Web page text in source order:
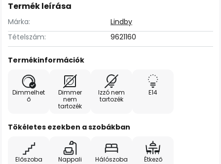
Termék leírása
Márka:
Lindby
Tételszám:
9621160
Termékinformációk
Dimmelhet
ő
Dimmer
nem
tartozék
Izzó nem
tartozék
E14
Tökéletes ezekben a szobákban
Előszoba Nappali Hálószoba Étkező